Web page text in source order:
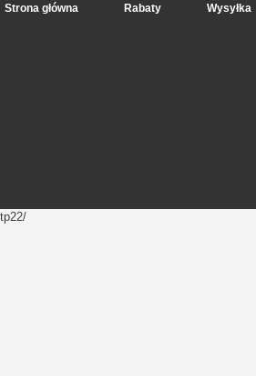
Strona główna Rabaty Wysyłka
tp22/